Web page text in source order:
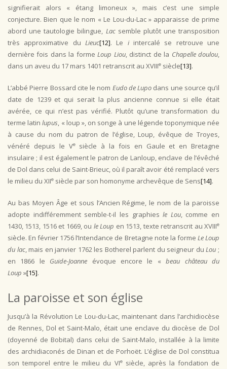
signifierait alors « étang limoneux », mais c’est une simple
conjecture. Bien que le nom « Le Lou-du-Lac » apparaisse de prime
abord une tautologie bilingue, Lacsemble plutôt une transposition
très approximative du Lieuc[12]. Le iintercalé se retrouve une
dernière fois dans la formeLoup Liou, distinct de la Chapelledoulou,
dans un aveu du 17 mars 1401 retranscrit au XVIIIe siècle[13].
L’abbé Pierre Bossard cite le nom Eudo de Lupo dans une source qu’il
date de 1239 et qui serait la plus ancienne connue si elle était
avérée, ce qui n’est pas vérifié. Plutôt qu’une transformation du
terme latinlupus, « loup », on songe à une légende toponymique née
à cause du nom du patron de l’église, Loup, évêque de Troyes,
vénéré depuis le Vesiècle à la fois en Gaule et en Bretagne
insulaire ; il est également le patron de Lanloup, enclave de l’évêché
de Dol dans celui de Saint-Brieuc, où il paraît avoir été remplacé vers
le milieu du XIIe siècle par son homonyme archevêque de Sens[14].
Au bas Moyen Âge et sous l’Ancien Régime, le nom de la paroisse
adopte indifféremment semble-t-il les graphiesle Lou, comme en
1430, 1513, 1516 et 1669, ou le Loup en 1513, texte retranscrit au XVIIIe
siècle. En février 1756 l’Intendance de Bretagne note la forme Le Loup
du lac, mais en janvier 1762 les Botherel parlent du seigneur duLou ;
en 1866 le Guide-Joanne évoque encore le «beau château du
Loup »[15].
La paroisse et son église
Jusqu’à la Révolution Le Lou-du-Lac, maintenant dans l’archidiocèse
de Rennes, Dol et Saint-Malo, était une enclave du diocèse de Dol
(doyenné de Bobital) dans celui de Saint-Malo, installée à la limite
des archidiaconés de Dinan et de Porhoët. L’église de Dol constitua
son temporel entre le milieu du VIesiècle, après la fondation de